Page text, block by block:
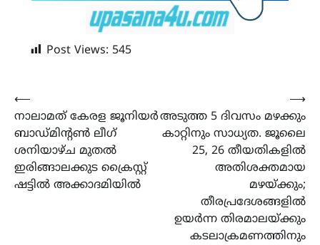
Post Views: 545
Post
navigation
⟵
നാലാമത് കേരള ജൂനിയർ
ബാഡ്മിന്റൺ ലീഗ്
ശനിയാഴ്ച മുതൽ
ഇരിങ്ങാലക്കുട ക്രൈസ്റ്റ്
ഷട്ടിൽ അക്കാദമിയിൽ
അടുത്ത 5 ദിവസം മഴക്കും
കാറ്റിനും സാധ്യത. ജൂലൈ
25, 26 തീയതികളിൽ
അതിശക്തമായ
മഴയ്ക്കും;
തീരപ്രദേശങ്ങളിൽ
ഉയർന്ന തിരമാലയ്ക്കും
കടലാക്രമണത്തിനും
⟶